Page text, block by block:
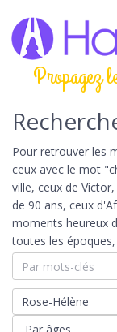
Propagez
Pour retrouver les
ceux avec le mot
ville, ceux de
de 90 ans, ceux
moments heureux
toutes les